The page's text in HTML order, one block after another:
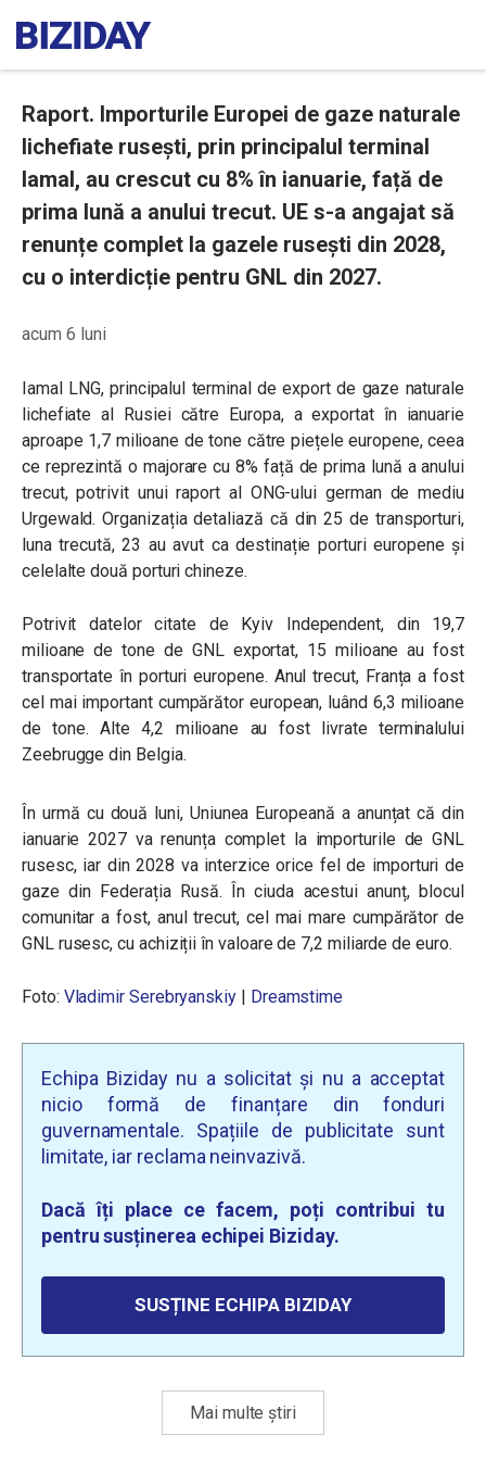
Raport. Importurile Europei de gaze naturale
lichefiate rusești, prin principalul terminal
Iamal, au crescut cu 8% în ianuarie, față de
prima lună a anului trecut. UE s-a angajat să
renunțe complet la gazele rusești din 2028,
cu o interdicție pentru GNL din 2027.
acum 6 luni
Iamal LNG, principalul terminal de export de gaze naturale
lichefiate al Rusiei către Europa, a exportat în ianuarie
aproape 1,7 milioane de tone către piețele europene, ceea
ce reprezintă o majorare cu 8% față de prima lună a anului
trecut, potrivit unui raport al ONG-ului german de mediu
Urgewald. Organizația detaliază că din 25 de transporturi,
luna trecută, 23 au avut ca destinație porturi europene și
celelalte două porturi chineze.
Potrivit datelor citate de Kyiv Independent, din 19,7
milioane de tone de GNL exportat, 15 milioane au fost
transportate în porturi europene. Anul trecut, Franța a fost
cel mai important cumpărător european, luând 6,3 milioane
de tone. Alte 4,2 milioane au fost livrate terminalului
Zeebrugge din Belgia.
În urmă cu două luni, Uniunea Europeană a anunțat că din
ianuarie 2027 va renunța complet la importurile de GNL
rusesc, iar din 2028 va interzice orice fel de importuri de
gaze din Federația Rusă. În ciuda acestui anunț, blocul
comunitar a fost, anul trecut, cel mai mare cumpărător de
GNL rusesc, cu achiziții în valoare de 7,2 miliarde de euro.
Foto: Vladimir Serebryanskiy | Dreamstime
Echipa Biziday nu a solicitat și nu a acceptat
nicio formă de finanțare din fonduri
guvernamentale. Spațiile de publicitate sunt
limitate, iar reclama neinvazivă.
Dacă îți place ce facem, poți contribui tu
pentru susținerea echipei Biziday.
SUSȚINE ECHIPA BIZIDAY
Mai multe știri